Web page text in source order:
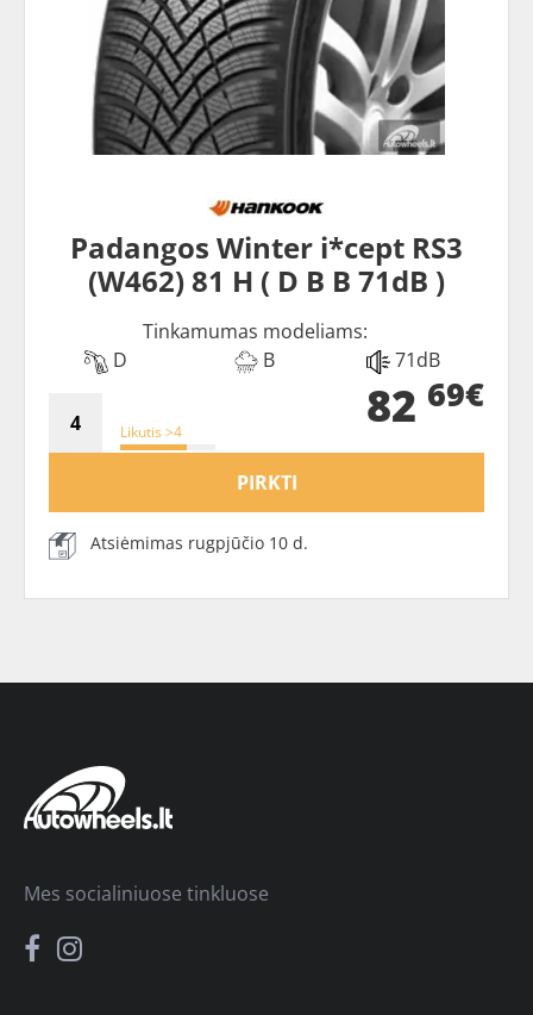
Padangos Winter i*cept RS3
(W462) 81 H ( D B B 71dB )
Tinkamumas modeliams:
D
B 71dB
Likutis >4 82 69€
PIRKTI
Atsiėmimas rugpjūčio 10 d.
Mes socialiniuose tinkluose